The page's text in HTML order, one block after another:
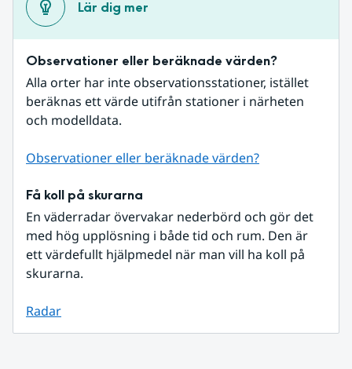
Lär dig mer
Observationer eller beräknade värden?
Alla orter har inte observationsstationer, istället
beräknas ett värde utifrån stationer i närheten
och modelldata.
Observationer eller beräknade värden?
Få koll på skurarna
En väderradar övervakar nederbörd och gör det
med hög upplösning i både tid och rum. Den är
ett värdefullt hjälpmedel när man vill ha koll på
skurarna.
Radar